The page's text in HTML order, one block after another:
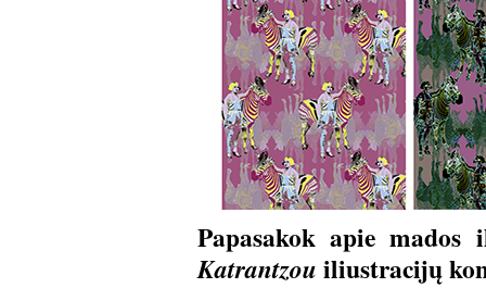
Papasakok apie
Katrantzou iliustracijų